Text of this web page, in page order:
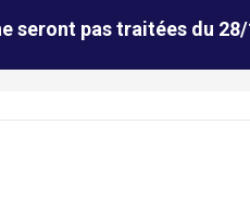
seront pas traitées du 28/